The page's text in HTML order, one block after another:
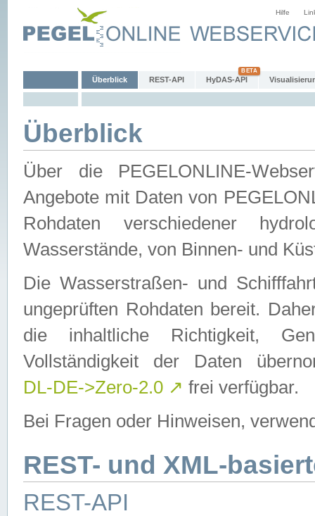
Hilfe
Überblick REST-API HyDAS-API
Überblick
Über die PEGELONLINE-
Angebote mit Daten von
Rohdaten verschiedener
Wasserstände, von Binnen- und
Die Wasserstraßen- und
ungeprüften Rohdaten bereit.
die inhaltliche Richtigkeit,
Vollständigkeit der Daten
DL-DE->Zero-2.0 ↗ frei verfügbar.
Bei Fragen oder Hinweisen,
REST- und XML-
REST-API